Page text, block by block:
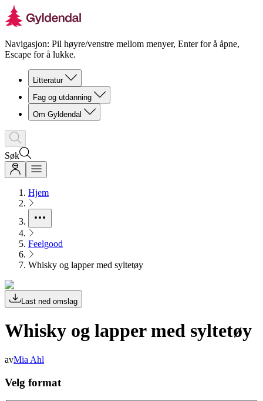
Navigasjon: Pil høyre/venstre mellom menyer, Enter for å åpne,
Escape for å lukke.
Litteratur
Fag og utdanning
Om Gyldendal
Søk
Hjem
Feelgood
Whisky og lapper med syltetøy
Last ned omslag
Whisky og lapper med syltetøy
avMia Ahl
Velg format